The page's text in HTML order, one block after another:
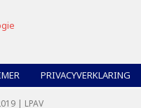
PRIVACYVERKLARING
| LPAV